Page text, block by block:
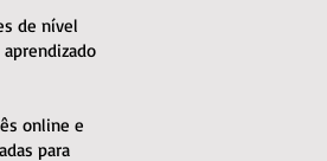
de nível
online e
para